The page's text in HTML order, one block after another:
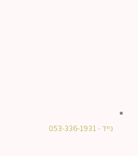
נייד - 053-336-1931